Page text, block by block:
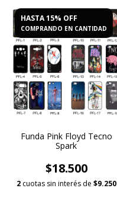
HASTA 15% OFF
COMPRANDO EN CANTIDAD
Funda Pink Floyd Tecno
Spark
$18.500
2 cuotas sin interés de $9.250